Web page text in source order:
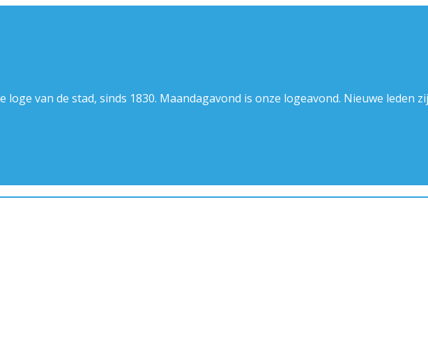
van de stad, sinds 1830. Maandagavond is onze logeavond. Nieuwe leden